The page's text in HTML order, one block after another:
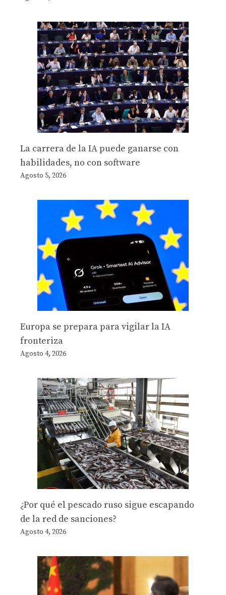
La carrera de la IA puede ganarse con
habilidades, no con software
Agosto 5, 2026
Europa se prepara para vigilar la IA
fronteriza
Agosto 4, 2026
¿Por qué el pescado ruso sigue escapando
de la red de sanciones?
Agosto 4, 2026